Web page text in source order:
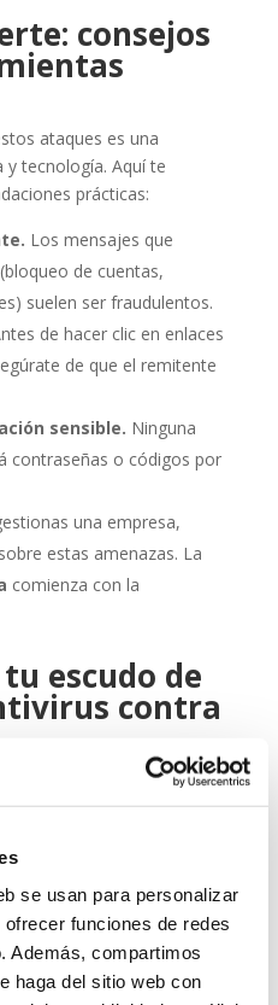
se usan para personalizar
funciones de redes
Además, compartimos
haga del sitio web con
consejos
ataques es una
y tecnología. Aquí te
prácticas:
Los mensajes que
de cuentas,
suelen ser fraudulentos.
de hacer clic en enlaces
de que el remitente
sensible. Ninguna
contraseñas o códigos por
una empresa,
estas amenazas. La
comienza con la
tu escudo de
contra
una herramienta
32. Esteantivirusha
y detección avanzada de
y su protección
detecta y bloquea
que puedan causarte